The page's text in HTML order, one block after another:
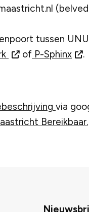
tussen
of P-Sphinx .
via
Bereikbaar.